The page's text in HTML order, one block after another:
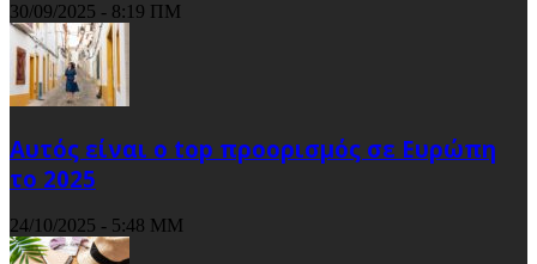
30/09/2025 - 8:19 ΠΜ
Αυτός είναι ο top προορισμός σε Ευρώπη
το 2025
24/10/2025 - 5:48 ΜΜ